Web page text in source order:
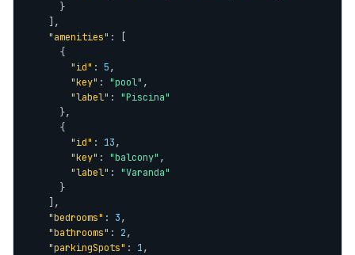
      }
    ],
"amenities" : [
      {
"id" : 5,
"key" : "pool" ,
"label" : "Piscina"
      },
      {
"id" : 13,
"key" : "balcony" ,
"label" : "Varanda"
      }
    ],
"bedrooms" : 3,
"bathrooms" : 2,
"parkingSpots" : 1,